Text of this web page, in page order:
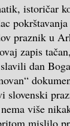
istoričar
praznik u
zapis
dan
slovenski
više
mislilo